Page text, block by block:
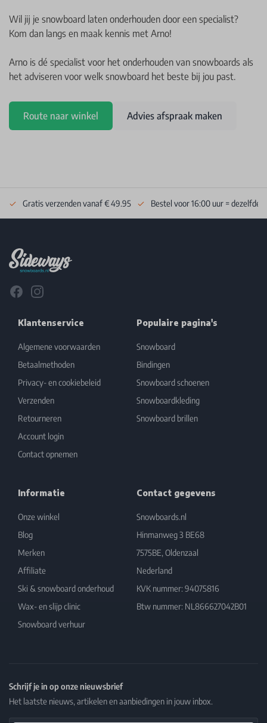
Wil jij je snowboard laten onderhouden door een specialist?
Kom dan langs en maak kennis met Arno!
Arno is dé specialist voor het onderhouden van snowboards als
het adviseren voor welk snowboard het beste bij jou past.
Route naar winkel Advies afspraak maken
Gratis verzenden vanaf € 49.95 Bestel voor 16:00 uur = dezelfde
FacebookInstagram
Klantenservice
Algemene voorwaarden
Betaalmethoden
Privacy- en cookiebeleid
Verzenden
Retourneren
Account login
Contact opnemen
Populaire pagina's
Snowboard
Bindingen
Snowboard schoenen
Snowboardkleding
Snowboard brillen
Informatie
Onze winkel
Blog
Merken
Affiliate
Ski & snowboard onderhoud
Wax- en slijp clinic
Snowboard verhuur
Contact gegevens
Snowboards.nl
Hinmanweg 3 BE68
7575BE, Oldenzaal
Nederland
KVK nummer: 94075816
Btw nummer: NL866627042B01
Schrijf je in op onze nieuwsbrief
Het laatste nieuws, artikelen en aanbiedingen in jouw inbox.